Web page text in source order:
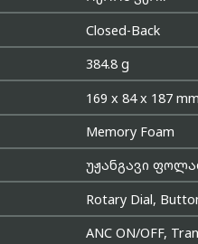
Closed-Back
384.8 g
169 x 84 x 187
Memory Foam
უჟანგავი
Rotary Dial,
ANC ON/OFF,